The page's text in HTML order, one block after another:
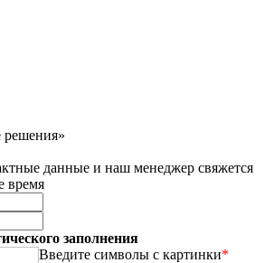
решения»
данные и наш менеджер свяжется
время
заполнения
Введите символы с картинки*